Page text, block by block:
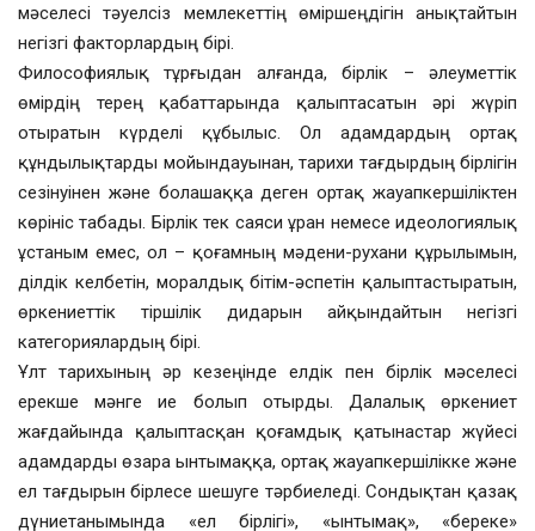
мәселесі тәуелсіз мемлекеттің өміршеңдігін анықтайтын
негізгі факторлардың бірі.
Философиялық тұрғыдан алғанда, бірлік – әлеуметтік
өмірдің терең қабаттарында қалыптасатын әрі жүріп
отыратын күрделі құбылыс. Ол адамдардың ортақ
құндылықтарды мойындауынан, тарихи тағдырдың бірлігін
сезінуінен және болашаққа деген ортақ жауапкершіліктен
көрініс табады. Бірлік тек саяси ұран немесе идеологиялық
ұстаным емес, ол – қоғамның мәдени-рухани құрылымын,
ділдік келбетін, моралдық бітім-әспетін қалыптастыратын,
өркениеттік тіршілік дидарын айқындайтын негізгі
категориялардың бірі.
Ұлт тарихының әр кезеңінде елдік пен бірлік мәселесі
ерекше мәнге ие болып отырды. Далалық өркениет
жағдайында қалыптасқан қоғамдық қатынастар жүйесі
адамдарды өзара ынтымаққа, ортақ жауапкершілікке және
ел тағдырын бірлесе шешуге тәрбиеледі. Сондықтан қазақ
дүниетанымында «ел бірлігі», «ынтымақ», «береке»